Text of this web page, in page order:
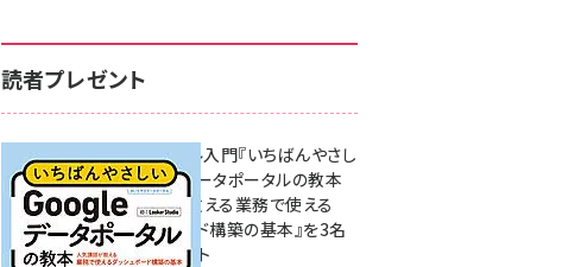
読者プレゼント
無料BIツール入門『いちばんやさし
いGoogleデータポータルの教本
人気講師が教える業務で使える
ダッシュボード構築の基本』を3名
様にプレゼント